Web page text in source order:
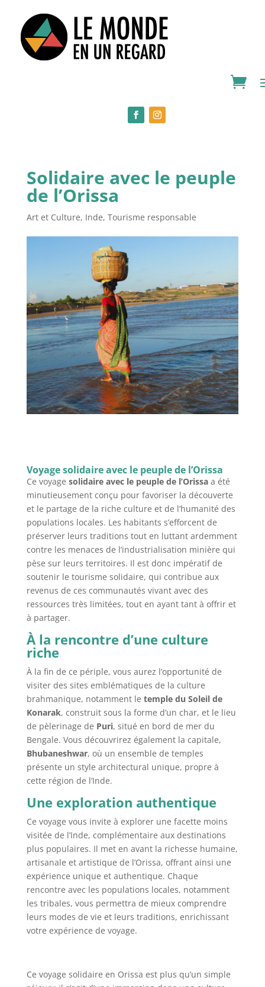
Solidaire avec le peuple
de l’Orissa
Art et Culture, Inde, Tourisme responsable
Voyage solidaire avec le peuple de l’Orissa
Ce voyage solidaire avec le peuple de l’Orissaa été
minutieusement conçu pour favoriser la découverte
et le partage de la riche culture et de l’humanité des
populations locales. Les habitants s’efforcent de
préserver leurs traditions tout en luttant ardemment
contre les menaces de l’industrialisation minière qui
pèse sur leurs territoires. Il est donc impératif de
soutenir le tourisme solidaire, qui contribue aux
revenus de ces communautés vivant avec des
ressources très limitées, tout en ayant tant à offrir et
à partager.
À la rencontre d’une culture
riche
À la fin de ce périple, vous aurez l’opportunité de
visiter des sites emblématiques de la culture
brahmanique, notamment le temple du Soleil de
Konarak, construit sous la forme d’un char, et le lieu
de pèlerinage de Puri, situé en bord de mer du
Bengale. Vous découvrirez également la capitale,
Bhubaneshwar, où un ensemble de temples
présente un style architectural unique, propre à
cette région de l’Inde.
Une exploration authentique
Ce voyage vous invite à explorer une facette moins
visitée de l’Inde, complémentaire aux destinations
plus populaires. Il met en avant la richesse humaine,
artisanale et artistique de l’Orissa, offrant ainsi une
expérience unique et authentique. Chaque
rencontre avec les populations locales, notamment
les tribales, vous permettra de mieux comprendre
leurs modes de vie et leurs traditions, enrichissant
votre expérience de voyage.
Ce voyage solidaire en Orissa est plus qu’un simple